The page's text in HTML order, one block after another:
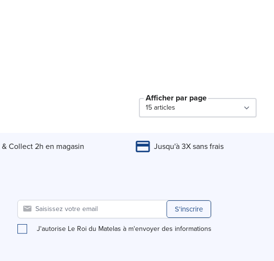
Afficher par page
Collect 2h en magasin Jusqu'à 3X sans frais
S'inscrire
J'autorise Le Roi du Matelas à m'envoyer des informations